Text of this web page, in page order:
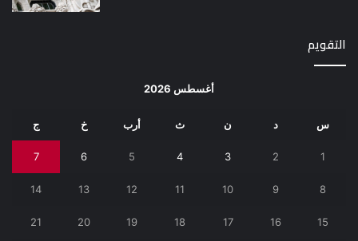
التقويم
أغسطس 2026
س د ن ث أرب خ ج
1
2
3
4
5
6
7
8
9
10
11
12
13
14
15
16
17
18
19
20
21